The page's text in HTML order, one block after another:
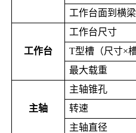
工作台面到横
工作台
工作台尺寸
T型槽（尺寸×
最大载重
主轴
主轴锥孔
转速
主轴直径